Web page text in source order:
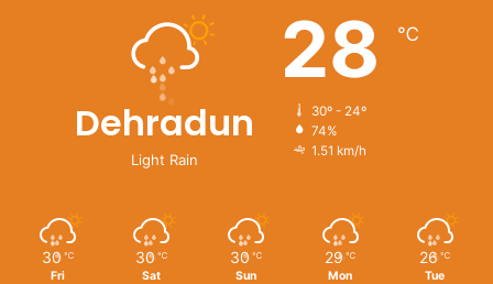
Dehradun
Light Rain
28 ℃
30º - 24º
74%
1.51 km/h
30 ℃
Fri
30 ℃
Sat
30 ℃
Sun
29 ℃
Mon
26 ℃
Tue